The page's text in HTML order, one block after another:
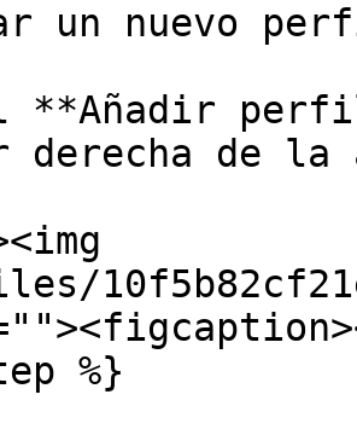
un nuevo
**Añadir
derecha de la
%}